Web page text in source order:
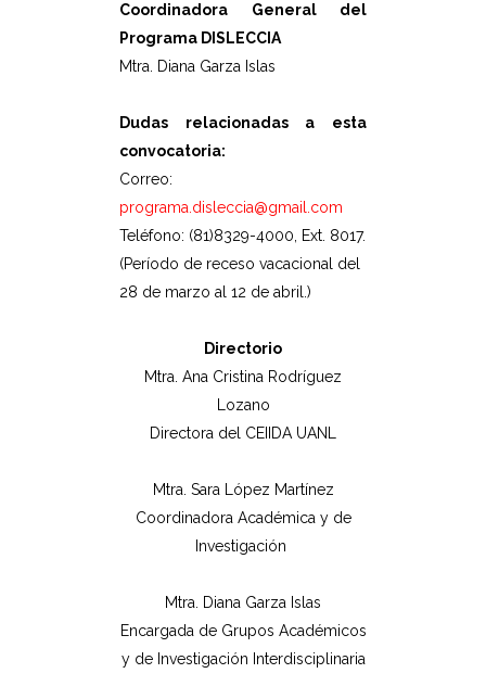
Coordinadora General del
Programa DISLECCIA
Mtra. Diana Garza Islas
Dudas relacionadas a esta
convocatoria:
Correo:
programa.disleccia@gmail.com
Teléfono: (81)8329-4000, Ext. 8017.
(Período de receso vacacional del
28 de marzo al 12 de abril.)
Directorio
Mtra. Ana Cristina Rodríguez
Lozano
Directora del CEIIDA UANL
Mtra. Sara López Martínez
Coordinadora Académica y de
Investigación
Mtra. Diana Garza Islas
Encargada de Grupos Académicos
y de Investigación Interdisciplinaria